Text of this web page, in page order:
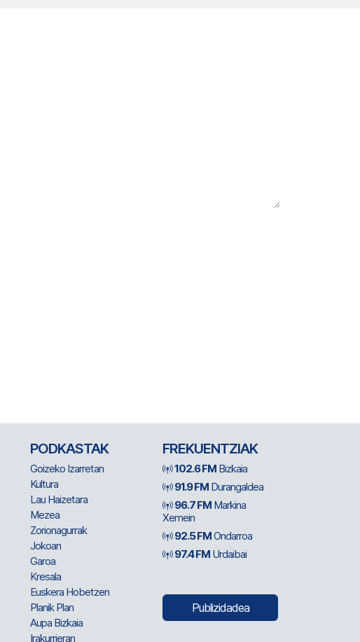
PODKASTAK
Goizeko Izarretan
Kultura
Lau Haizetara
Mezea
Zorionagurrak
Jokoan
Garoa
Kresala
Euskera Hobetzen
Planik Plan
Aupa Bizkaia
Irakurrieran
FREKUENTZIAK
102.6 FM Bizkaia
91.9 FM Durangaldea
96.7 FM Markina
Xemein
92.5 FMOndarroa
97.4 FM Urdaibai
Publizidadea